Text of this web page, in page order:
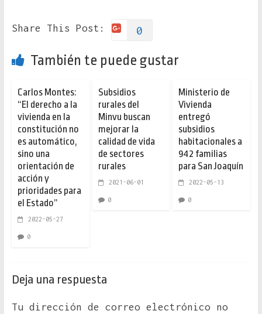
Share This Post: 0
También te puede gustar
Carlos Montes:
“El derecho a la
vivienda en la
constitución no
es automático,
sino una
orientación de
acción y
prioridades para
el Estado”
2022-05-27
0
Subsidios
rurales del
Minvu buscan
mejorar la
calidad de vida
de sectores
rurales
2021-06-01
0
Ministerio de
Vivienda
entregó
subsidios
habitacionales a
942 familias
para San Joaquín
2022-05-13
0
Deja una respuesta
Tu dirección de correo electrónico no